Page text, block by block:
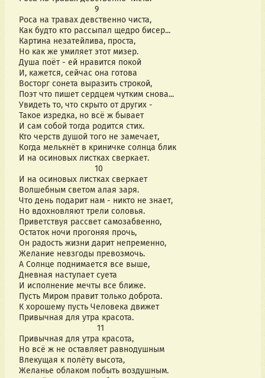
                                9
Роса на травах девственно чиста,
Как будто кто рассыпал щедро бисер...
Картина незатейлива, проста,
Но как же умиляет этот мизер.
Душа поёт - ей нравится покой
И, кажется, сейчас она готова
Восторг сонета выразить строкой,
Поэт что пишет сердцем чутким снова...
Увидеть то, что скрыто от других -
Такое изредка, но всё ж бывает
И сам собой тогда родится стих.
Кто черств душой того не замечает,
Когда мелькнёт в криничке солнца блик
И на осиновых листках сверкает.
                                10
И на осиновых листках сверкает
Волшебным светом алая заря.
Что день подарит нам - никто не знает,
Но вдохновляют трели соловья.
Приветствуя рассвет самозабвенно,
Остаток ночи прогоняя прочь,
Он радость жизни дарит непременно,
Желание невзгоды превозмочь.
А Солнце поднимается все выше,
Дневная наступает суета
И исполнение мечты все ближе.
Пусть Миром правит только доброта.
К хорошему пусть Человека движет
Привычная для утра красота.
                                 11
Привычная для утра красота,
Но всё ж не оставляет равнодушным
Влекущая к полёту высота,
Желанье облаком побыть воздушным.